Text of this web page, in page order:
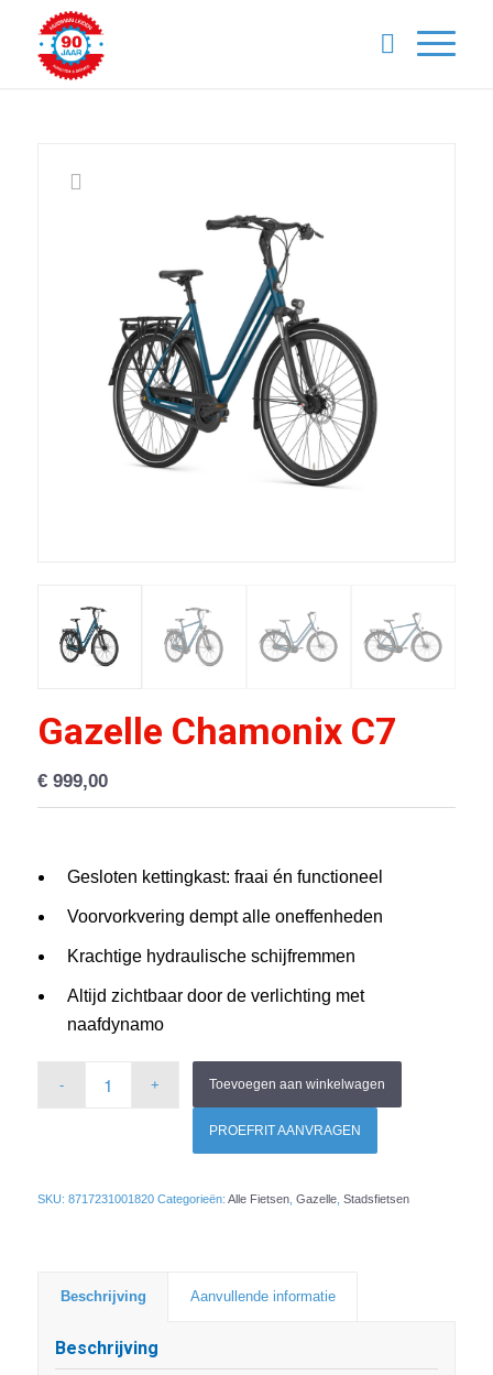
Gazelle Chamonix C7
€999,00
Gesloten kettingkast: fraai én functioneel
Voorvorkvering dempt alle oneffenheden
Krachtige hydraulische schijfremmen
Altijd zichtbaar door de verlichting met
naafdynamo
Toevoegen aan winkelwagen
PROEFRIT AANVRAGEN
SKU: 8717231001820 Categorieën: Alle Fietsen, Gazelle, Stadsfietsen
Beschrijving Aanvullende informatie
Beschrijving